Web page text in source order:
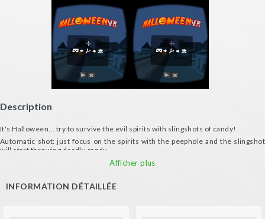
Description
It's Halloween... try to survive the evil spirits with slingshots of candy!
Automatic shot: just focus on the spirits with the peephole and the slingshot
will start throwing deadly candy.
Download and play this virtual reality 3D game with a great horrific
Afficher plus
INFORMATION DÉTAILLÉE